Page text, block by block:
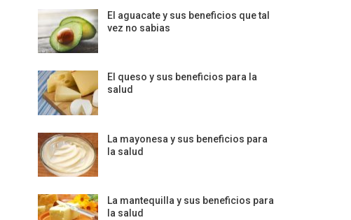
El aguacate y sus beneficios que tal
vez no sabias
El queso y sus beneficios para la
salud
La mayonesa y sus beneficios para
la salud
La mantequilla y sus beneficios para
la salud